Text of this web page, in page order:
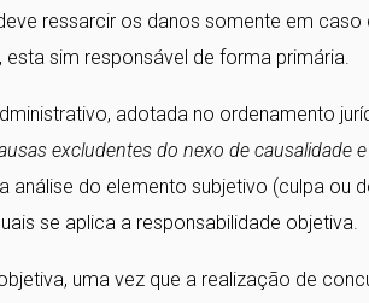
ressarcir os danos somente em caso
sim responsável de forma primária.
adotada no ordenamento
excludentes do nexo de causalidade e
análise do elemento subjetivo (culpa ou
se aplica a responsabilidade objetiva.
uma vez que a realização de